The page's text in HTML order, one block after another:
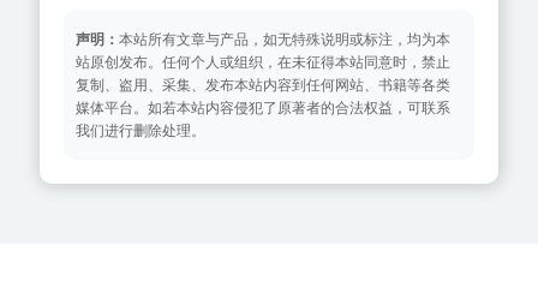
声明： 本站所有文章与产品，如无特殊说明或标注，均为本
站原创发布。任何个人或组织，在未征得本站同意时，禁止
复制、盗用、采集、发布本站内容到任何网站、书籍等各类
媒体平台。如若本站内容侵犯了原著者的合法权益，可联系
我们进行删除处理。